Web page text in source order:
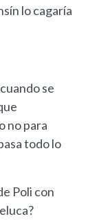
lo cagaría
se
no para
todo lo
Poli con